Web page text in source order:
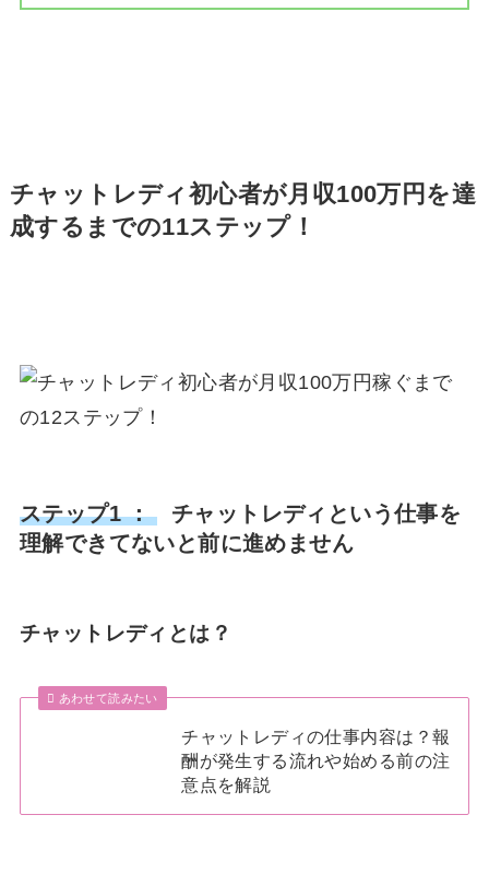
チャットレディ初心者が月収100万円を達
成するまでの11ステップ！
ステップ1 ：
チャットレディという仕事を
理解できてないと前に進めません
チャットレディとは？
あわせて読みたい
チャットレディの仕事内容は？報
酬が発生する流れや始める前の注
意点を解説